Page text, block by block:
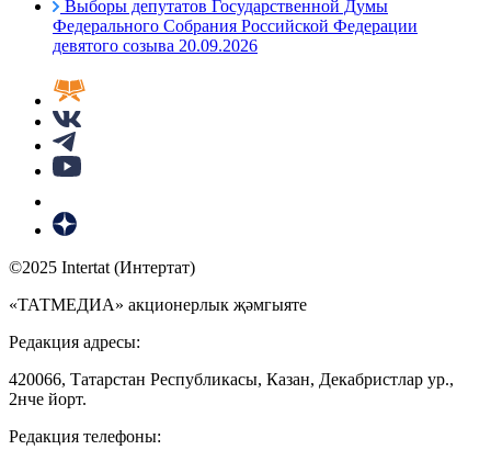
Выборы депутатов Государственной Думы
Федерального Собрания Российской Федерации
девятого созыва 20.09.2026
©2025 Intertat (Интертат)
«ТАТМЕДИА» акционерлык җәмгыяте
Редакция адресы:
420066, Татарстан Республикасы, Казан, Декабристлар ур.,
2нче йорт.
Редакция телефоны: